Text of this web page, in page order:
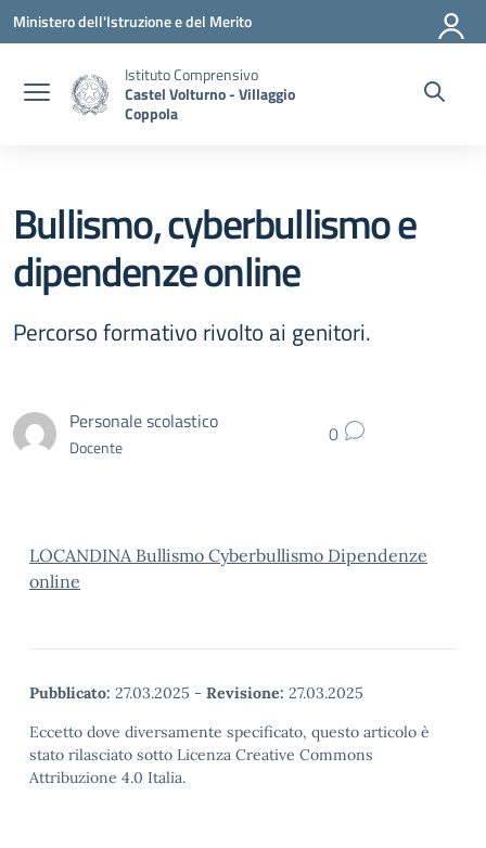
Vai ai contenuti
Vai al menu di navigazione
Vai al footer
Ministero dell'Istruzione e del Merito
Istituto Comprensivo
Castel Volturno - Villaggio
Coppola
Bullismo, cyberbullismo e
dipendenze online
Percorso formativo rivolto ai genitori.
Personale scolastico
Docente 0
LOCANDINA Bullismo Cyberbullismo Dipendenze
online
Pubblicato: 27.03.2025 - Revisione: 27.03.2025
Eccetto dove diversamente specificato, questo articolo è
stato rilasciato sotto Licenza Creative Commons
Attribuzione 4.0 Italia.